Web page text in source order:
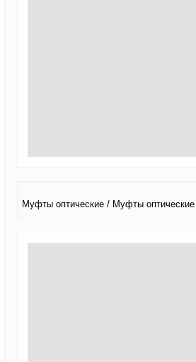
Муфты оптические / Муфты